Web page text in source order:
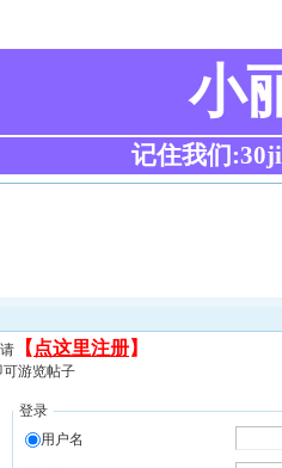
小
记住我们
【 点这里注册】
游览帖子
登录
用户名